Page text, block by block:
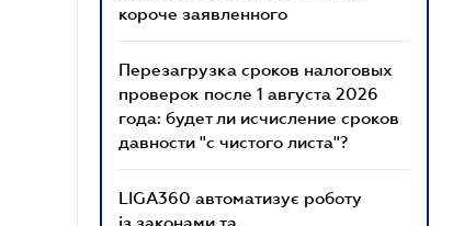
короче заявленного
Перезагрузка сроков налоговых
проверок после 1 августа 2026
года: будет ли исчисление сроков
давности "с чистого листа"?
LIGA360 автоматизує роботу
із законами та